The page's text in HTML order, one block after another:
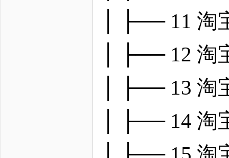
│ ├── 11 淘
│ ├── 12 淘
│ ├── 13 淘
│ ├── 14 淘